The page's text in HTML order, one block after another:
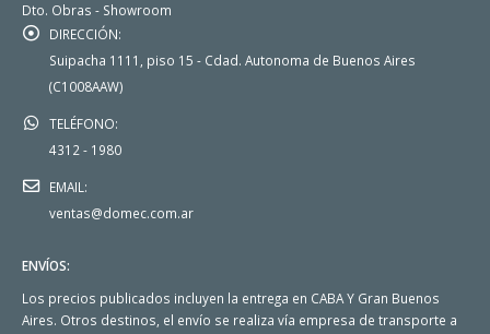
Dto. Obras - Showroom
DIRECCIÓN:
Suipacha 1111, piso 15 - Cdad. Autonoma de Buenos Aires
(C1008AAW)
TELÉFONO:
4312 - 1980
EMAIL:
ventas@domec.com.ar
ENVÍOS:
Los precios publicados incluyen la entrega en CABA Y Gran Buenos
Aires. Otros destinos, el envío se realiza vía empresa de transporte a